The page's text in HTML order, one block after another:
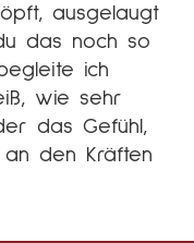
ausgelaugt
das noch so
ich
wie sehr
das Gefühl,
den Kräften